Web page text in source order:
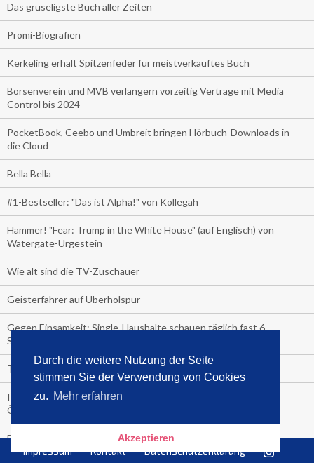
Durch die weitere Nutzung der Seite
stimmen Sie der Verwendung von Cookies
zu. Mehr erfahren
Akzeptieren
Das gruseligste Buch aller Zeiten
Promi-Biografien
Kerkeling erhält Spitzenfeder für meistverkauftes Buch
Börsenverein und MVB verlängern vorzeitig Verträge mit Media
Control bis 2024
PocketBook, Ceebo und Umbreit bringen Hörbuch-Downloads in
die Cloud
Bella Bella
#1-Bestseller: "Das ist Alpha!" von Kollegah
Hammer! "Fear: Trump in the White House" (auf Englisch) von
Watergate-Urgestein
Wie alt sind die TV-Zuschauer
Geisterfahrer auf Überholspur
Gegen Einsamkeit: Single-Haushalte schauen täglich fast 6
Stunden TV
TV-Quote:
Italienisches Kochbuch schießt auf Nummer 1 in Deutschland,
Österreich und Schweiz
Blick in die Garage der TV-Dauerglotzer
Impressum Kontakt Datenschutzerklärung